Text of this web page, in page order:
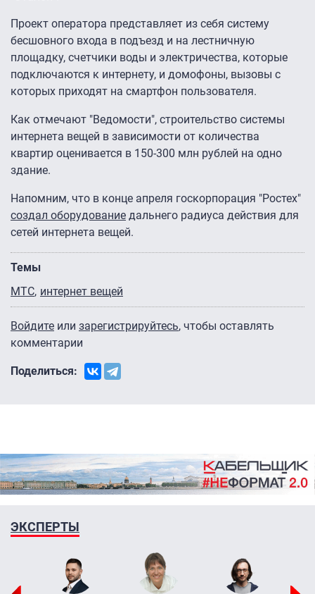
Проект оператора представляет из себя систему
бесшовного входа в подъезд и на лестничную
площадку, счетчики воды и электричества, которые
подключаются к интернету, и домофоны, вызовы с
которых приходят на смартфон пользователя.
Как отмечают "Ведомости", строительство системы
интернета вещей в зависимости от количества
квартир оценивается в 150-300 млн рублей на одно
здание.
Напомним, что в конце апреля госкорпорация "Ростех"
создал оборудование дальнего радиуса действия для
сетей интернета вещей.
Темы
МТС интернет вещей
Войдите или зарегистрируйтесь, чтобы оставлять
комментарии
Поделиться:
ЭКСПЕРТЫ